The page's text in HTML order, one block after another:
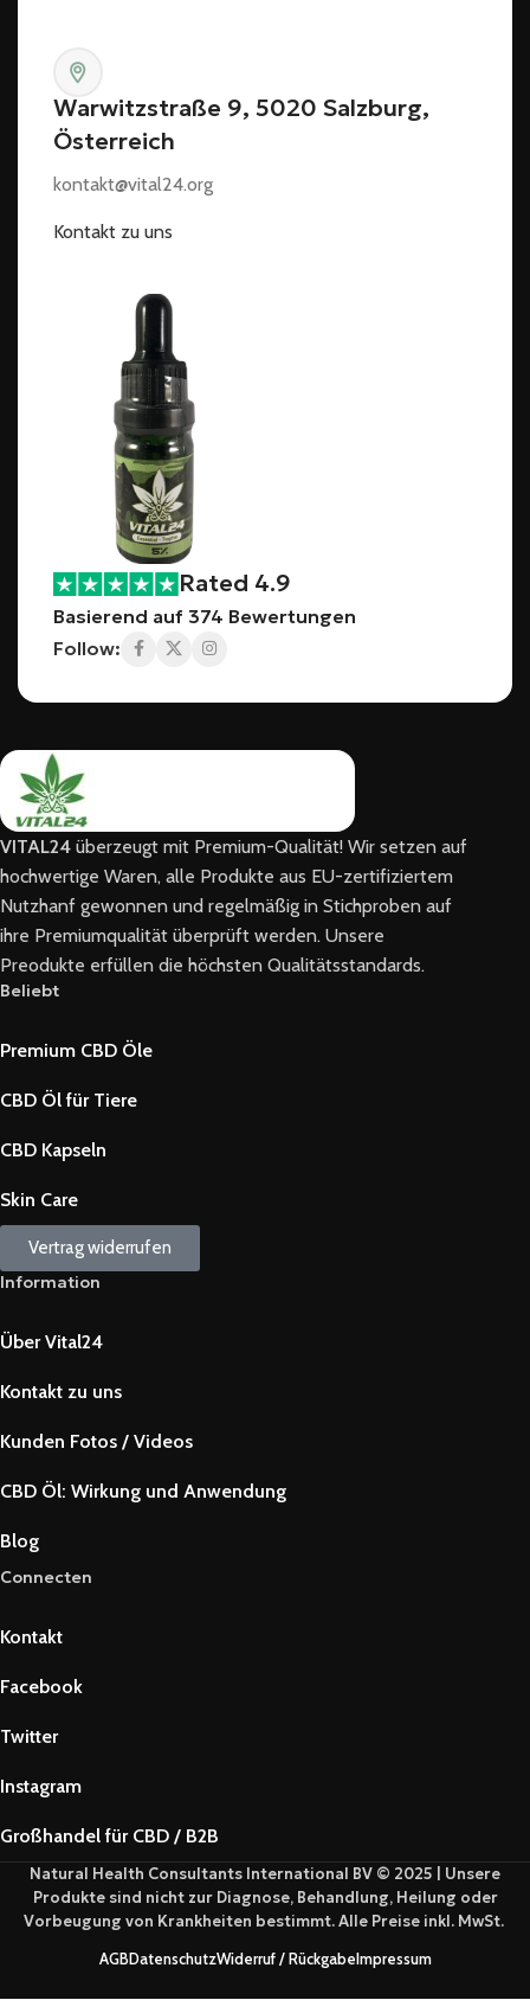
Warwitzstraße 9, 5020 Salzburg,
Österreich
kontakt@vital24.org
Kontakt zu uns
Rated 4.9
Basierend auf 374 Bewertungen
Follow:
VITAL24 überzeugt mit Premium-Qualität! Wir setzen auf
hochwertige Waren, alle Produkte aus EU-zertifiziertem
Nutzhanf gewonnen und regelmäßig in Stichproben auf
ihre Premiumqualität überprüft werden. Unsere
Preodukte erfüllen die höchsten Qualitätsstandards.
Beliebt
Premium CBD Öle
CBD Öl für Tiere
CBD Kapseln
Skin Care
Vertrag widerrufen
Information
Über Vital24
Kontakt zu uns
Kunden Fotos / Videos
CBD Öl: Wirkung und Anwendung
Blog
Connecten
Kontakt
Facebook
Twitter
Instagram
Großhandel für CBD / B2B
Natural Health Consultants International BV © 2025 | Unsere
Produkte sind nicht zur Diagnose, Behandlung, Heilung oder
Vorbeugung von Krankheiten bestimmt. Alle Preise inkl. MwSt.
AGBDatenschutzWiderruf / RückgabeImpressum